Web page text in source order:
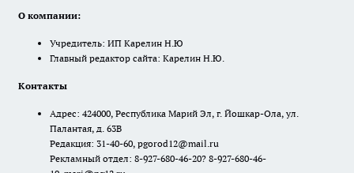
О компании:
Учредитель: ИП Карелин Н.Ю
Главный редактор сайта: Карелин Н.Ю.
Контакты
Адрес: 424000, Республика Марий Эл, г. Йошкар-Ола, ул.
Палантая, д. 63В
Редакция: 31-40-60, pgorod12@mail.ru
Рекламный отдел: 8-927-680-46-20? 8-927-680-46-